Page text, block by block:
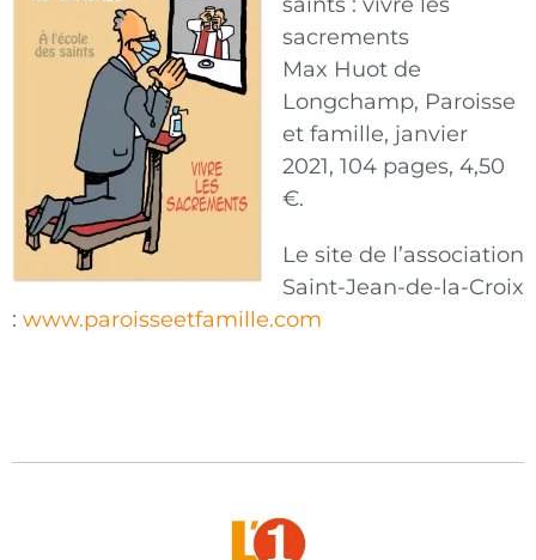
sacrements
Max Huot de
Longchamp, Paroisse
et famille, janvier
2021, 104 pages, 4,50
€.
Le site de l’association
Saint-Jean-de-la-Croix
: www.paroisseetfamille.com